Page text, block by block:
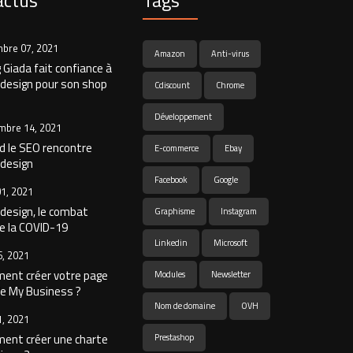
07, 2021
Giada fait confiance à
pour son shop
14, 2021
le SEO rencontre
2021
le combat
la COVID-19
2021
créer votre page
My Business ?
2021
créer une charte
Amazon Anti-virus
Cdiscount Chrome
Développement
E-commerce Ebay
Facebook Google
Graphisme Instagram
Linkedin Microsoft
Modules Newsletter
Nom de domaine OVH
Prestashop